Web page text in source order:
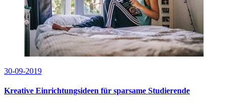
30-09-2019
Kreative Einrichtungsideen für sparsame Studierende